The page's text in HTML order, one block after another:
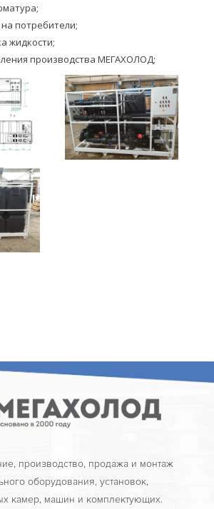
потребители;
жидкости;
производства МЕГАХОЛОД;
производство, продажа и монтаж
оборудования, установок,
камер, машин и комплектующих.